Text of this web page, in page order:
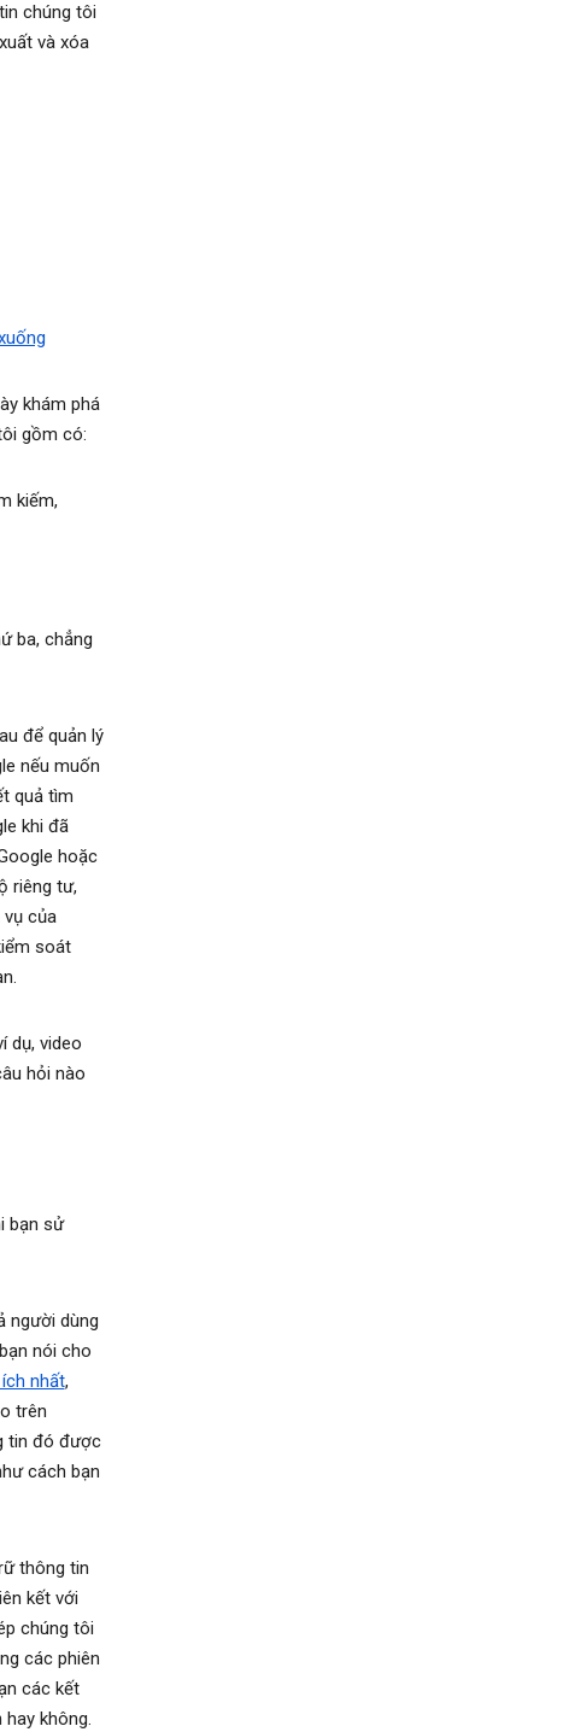
chúng tôi
và xóa
khám phá
gồm có:
kiếm,
ba, chẳng
để quản lý
nếu muốn
quả tìm
khi đã
hoặc
riêng tư,
của
soát
dụ, video
hỏi nào
bạn sử
người dùng
nói cho
nhất,
trên
tin đó được
cách bạn
thông tin
kết với
chúng tôi
các phiên
các kết
không.